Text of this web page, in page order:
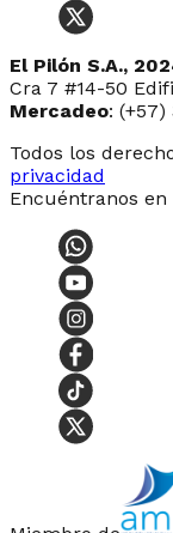
El Pilón S.A.,
Cra 7 #14-50
Mercadeo: (+57)
Todos los
privacidad
Encuéntranos en